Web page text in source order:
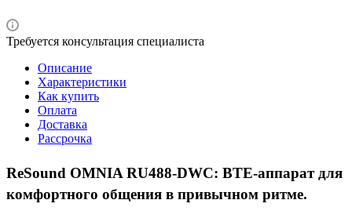
Требуется консультация специалиста
Описание
Характеристики
Как купить
Оплата
Доставка
Рассрочка
ReSound OMNIA RU488-DWC: BTE-аппарат для
комфортного общения в привычном ритме.